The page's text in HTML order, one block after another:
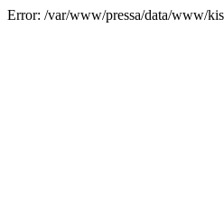
Error: /var/www/pressa/data/www/